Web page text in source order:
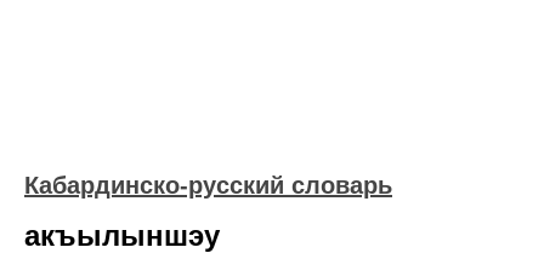
Кабардинско-русский словарь
акъылыншэу